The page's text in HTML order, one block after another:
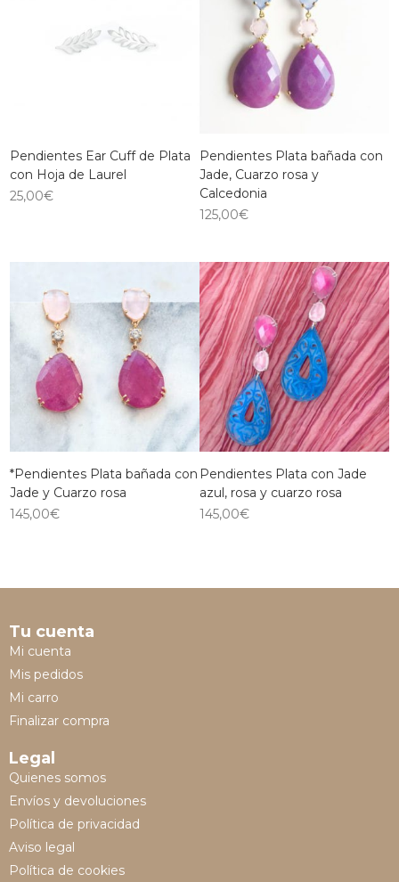
Pendientes Ear Cuff de Plata
con Hoja de Laurel
25,00€
Pendientes Plata bañada con
Jade, Cuarzo rosa y
Calcedonia
125,00€
*Pendientes Plata bañada con
Jade y Cuarzo rosa
145,00€
Pendientes Plata con Jade
azul, rosa y cuarzo rosa
145,00€
Tu cuenta
Mi cuenta
Mis pedidos
Mi carro
Finalizar compra
Legal
Quienes somos
Envíos y devoluciones
Política de privacidad
Aviso legal
Política de cookies